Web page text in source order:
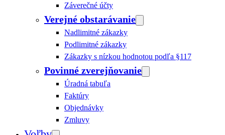
Záverečné účty
Verejné obstarávanie
Nadlimitné zákazky
Podlimitné zákazky
Zákazky s nízkou hodnotou podľa §117
Povinné zverejňovanie
Úradná tabuľa
Faktúry
Objednávky
Zmluvy